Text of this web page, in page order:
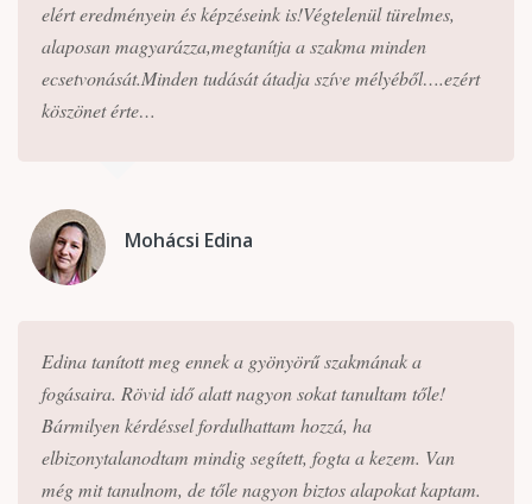
elért eredményein és képzéseink is!Végtelenül türelmes,
alaposan magyarázza,megtanítja a szakma minden
ecsetvonását.Minden tudását átadja szíve mélyéből….ezért
köszönet érte…
Mohácsi Edina
Edina tanított meg ennek a gyönyörű szakmának a
fogásaira. Rövid idő alatt nagyon sokat tanultam tőle!
Bármilyen kérdéssel fordulhattam hozzá, ha
elbizonytalanodtam mindig segített, fogta a kezem. Van
még mit tanulnom, de tőle nagyon biztos alapokat kaptam.